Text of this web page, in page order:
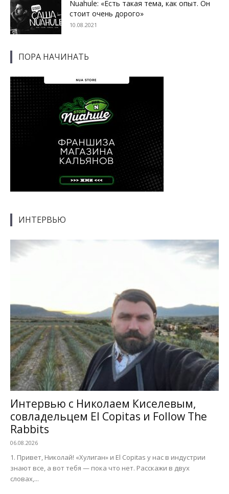
Nuahule: «Есть такая тема, как опыт. Он
стоит очень дорого»
10.08.2021
ПОРА НАЧИНАТЬ
ИНТЕРВЬЮ
Интервью с Николаем Киселевым,
совладельцем El Copitas и Follow The
Rabbits
06.08.2026
1. Привет, Николай! «Хулиган» и El Copitas у нас в индустрии
знают все, а вот тебя — пока что нет. Расскажи в двух
словах,...